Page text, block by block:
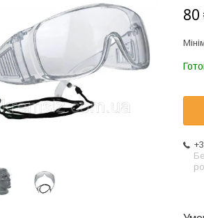
80